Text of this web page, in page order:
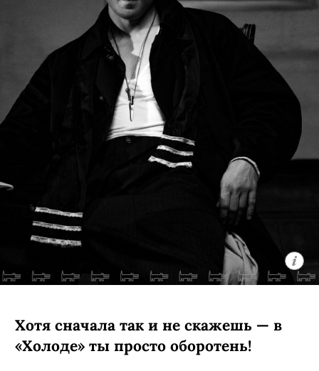
Хотя сначала так и не скажешь — в
«Холоде» ты просто оборотень!